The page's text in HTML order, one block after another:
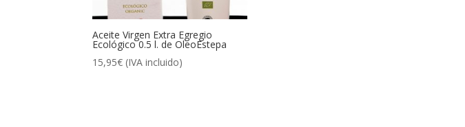
Aceite Virgen Extra Egregio
Ecológico 0.5 l. de OleoEstepa
15,95€ (IVA incluido)